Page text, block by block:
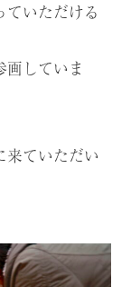
いただける
していま
来ていただい